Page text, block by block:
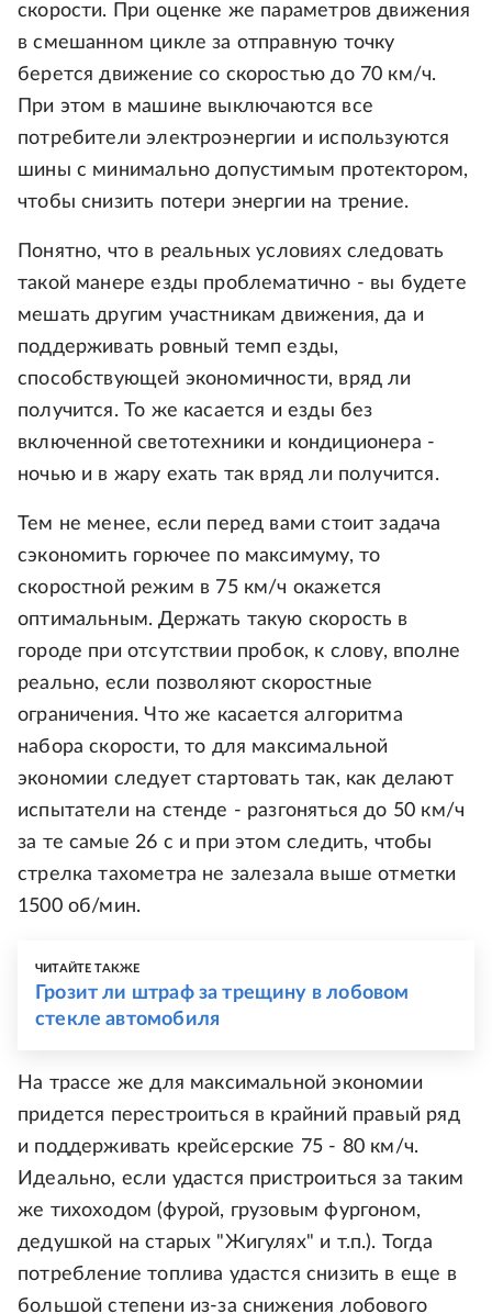
скорости. При оценке же параметров движения
в смешанном цикле за отправную точку
берется движение со скоростью до 70 км/ч.
При этом в машине выключаются все
потребители электроэнергии и используются
шины с минимально допустимым протектором,
чтобы снизить потери энергии на трение.
Понятно, что в реальных условиях следовать
такой манере езды проблематично - вы будете
мешать другим участникам движения, да и
поддерживать ровный темп езды,
способствующей экономичности, вряд ли
получится. То же касается и езды без
включенной светотехники и кондиционера -
ночью и в жару ехать так вряд ли получится.
Тем не менее, если перед вами стоит задача
сэкономить горючее по максимуму, то
скоростной режим в 75 км/ч окажется
оптимальным. Держать такую скорость в
городе при отсутствии пробок, к слову, вполне
реально, если позволяют скоростные
ограничения. Что же касается алгоритма
набора скорости, то для максимальной
экономии следует стартовать так, как делают
испытатели на стенде - разгоняться до 50 км/ч
за те самые 26 с и при этом следить, чтобы
стрелка тахометра не залезала выше отметки
1500 об/мин.
ЧИТАЙТЕ ТАКЖЕ
Грозит ли штраф за трещину в лобовом
стекле автомобиля
На трассе же для максимальной экономии
придется перестроиться в крайний правый ряд
и поддерживать крейсерские 75 - 80 км/ч.
Идеально, если удастся пристроиться за таким
же тихоходом (фурой, грузовым фургоном,
дедушкой на старых "Жигулях" и т.п.). Тогда
потребление топлива удастся снизить в еще в
большой степени из-за снижения лобового